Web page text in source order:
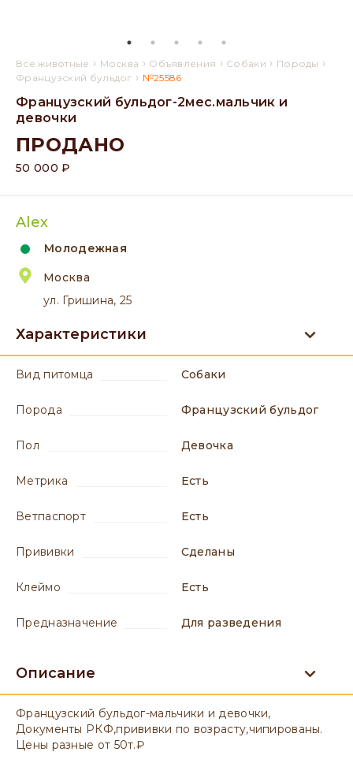
Все животные › Москва › Объявления › Собаки › Породы ›
Французский бульдог › №25586
Французский бульдог-2мес.мальчик и
девочки
ПРОДАНО
50 000 ₽
Alex
Молодежная
Москва
ул. Гришина, 25
Характеристики
вид питомца Собаки
порода Французский бульдог
пол девочка
метрика есть
ветпаспорт есть
прививки сделаны
клеймо есть
предназначение для разведения
Описание
Французский бульдог-мальчики и девочки,
Документы РКФ,прививки по возрасту,чипированы.
Цены разные от 50т.₽